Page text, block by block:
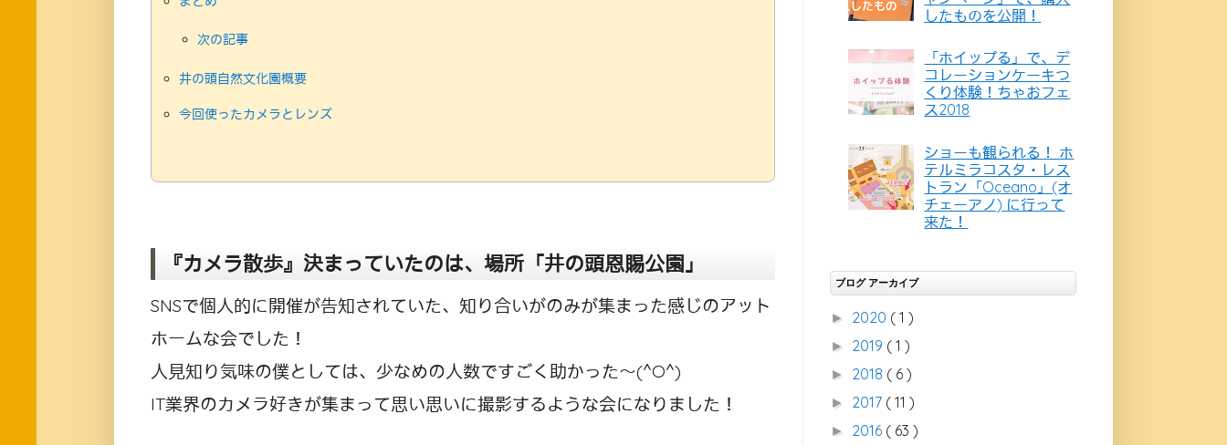
次の記事
井の頭自然文化園概要
今回使ったカメラとレンズ
『カメラ散歩』決まっていたのは、場所「井の頭恩賜公園」
SNSで個人的に開催が告知されていた、知り合いがのみが集まった感じのアット
ホームな会でした！
人見知り気味の僕としては、少なめの人数ですごく助かった〜(^O^)
IT業界のカメラ好きが集まって思い思いに撮影するような会になりました！
したものを公開！
「ホイップる」で、デ
コレーションケーキつ
くり体験！ちゃおフェ
ス2018
ショーも観られる！ ホ
テルミラコスタ・レス
トラン「Oceano」(オ
チェーアノ) に行って
来た！
ブログ アーカイブ
► 2020 ( 1 )
► 2019 ( 1 )
► 2018 ( 6 )
► 2017 ( 11 )
► 2016 ( 63 )